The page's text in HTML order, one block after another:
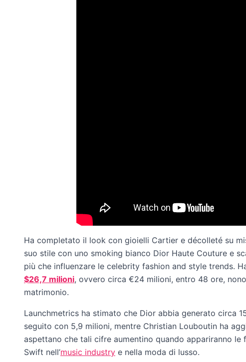
Ha completato il look con gioielli Cartier e décolleté su
suo stile con uno smoking bianco Dior Haute Couture e
più che influenzare le celebrity fashion and style trends.
$26,7 milioni, ovvero circa €24 milioni, entro 48 ore,
matrimonio.
Launchmetrics ha stimato che Dior abbia generato circa
seguito con 5,9 milioni, mentre Christian Louboutin ha
aspettano che tali cifre aumentino quando appariranno
Swift nell’music industry e nella moda di lusso.